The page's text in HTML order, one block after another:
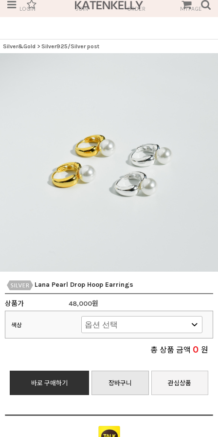
LOGIN JOIN ORDER MYPAGE
Silver&Gold > Silver925/Silver post
Lana Pearl Drop Hoop Earrings
상품가 48,000원
색상
총 상품 금액 0 원
바로 구매하기 장바구니 관심상품